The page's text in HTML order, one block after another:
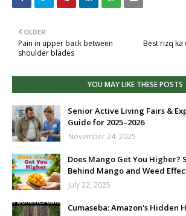
Best rizq ka
OLDER
Pain in upper back between
shoulder blades
YOU MAY LIKE THESE POSTS
Senior Active Living Fairs &
Guide for 2025–2026
November 24, 2025
Does Mango Get You Higher?
Behind Mango and Weed
July 22, 2025
Cumaseba: Amazon's Hidden